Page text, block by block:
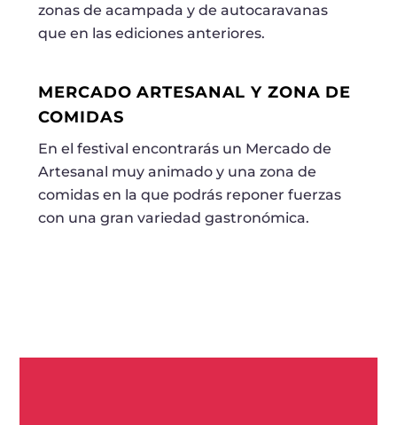
zonas de acampada y de autocaravanas
que en las ediciones anteriores.
MERCADO ARTESANAL Y ZONA DE
COMIDAS
En el festival encontrarás un Mercado de
Artesanal muy animado y una zona de
comidas en la que podrás reponer fuerzas
con una gran variedad gastronómica.